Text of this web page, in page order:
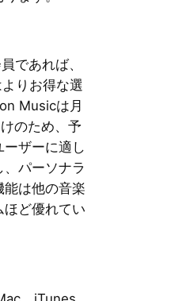
であれば、
りお得な選
Musicは月
のため、予
ザーに適し
パーソナラ
能は他の音楽
ほど優れてい